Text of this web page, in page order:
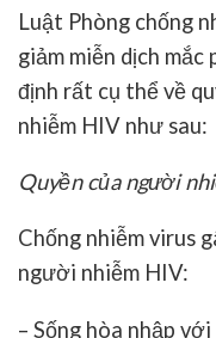
Luật Phòng chống
giảm miễn dịch
định rất cụ thể về
nhiễm HIV như sau:
Quyền của người
Chống nhiễm virus
người nhiễm HIV:
– Sống hòa nhập